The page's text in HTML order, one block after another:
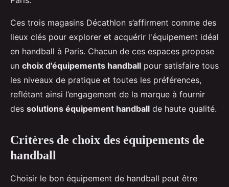
Ces trois magasins Décathlon s’affirment comme des
lieux clés pour explorer et acquérir l'équipement idéal
en handball à Paris. Chacun de ces espaces propose
un choix d'équipements handball pour satisfaire tous
les niveaux de pratique et toutes les préférences,
reflétant ainsi l’engagement de la marque à fournir
des solutions équipement handball de haute qualité.
Critères de choix des équipements de
handball
Choisir le bon équipement de handball peut être